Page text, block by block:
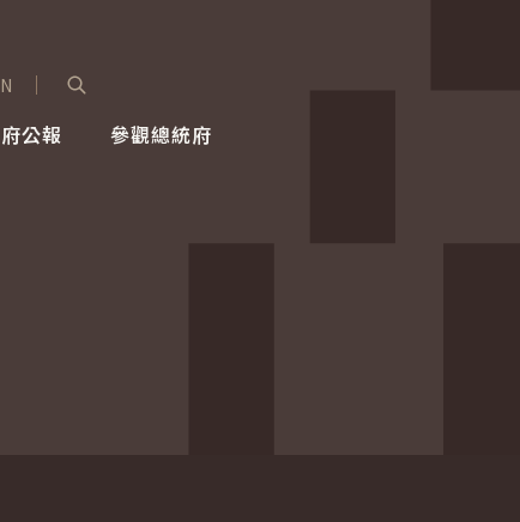
公報 參觀總統府